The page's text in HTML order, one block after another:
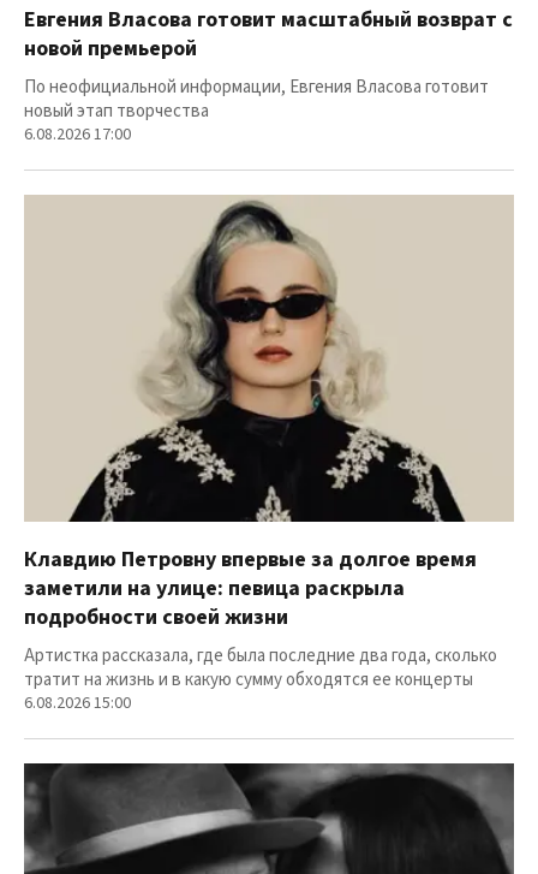
Евгения Власова готовит масштабный возврат с
новой премьерой
По неофициальной информации, Евгения Власова готовит
новый этап творчества
6.08.2026 17:00
Клавдию Петровну впервые за долгое время
заметили на улице: певица раскрыла
подробности своей жизни
Артистка рассказала, где была последние два года, сколько
тратит на жизнь и в какую сумму обходятся ее концерты
6.08.2026 15:00